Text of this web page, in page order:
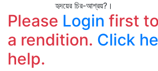
হৃদয়ের চির-আশ্রয়?।
Please Login first
a rendition. Click
help.